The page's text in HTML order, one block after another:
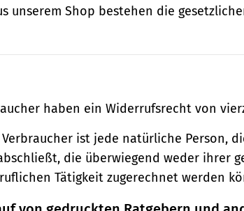
unserem Shop bestehen die
haben ein Widerrufsrecht von
ist jede natürliche Person,
die überwiegend weder ihrer
Tätigkeit zugerechnet werden